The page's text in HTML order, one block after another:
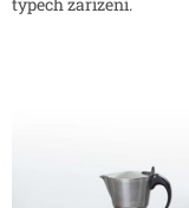
typech zařízení.